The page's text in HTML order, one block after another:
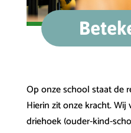
Op onze school staat de
Hierin zit onze kracht.
driehoek (ouder-kind-